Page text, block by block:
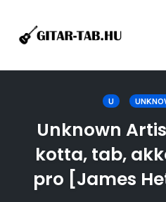
U
Unknown
kotta, tab,
pro [James